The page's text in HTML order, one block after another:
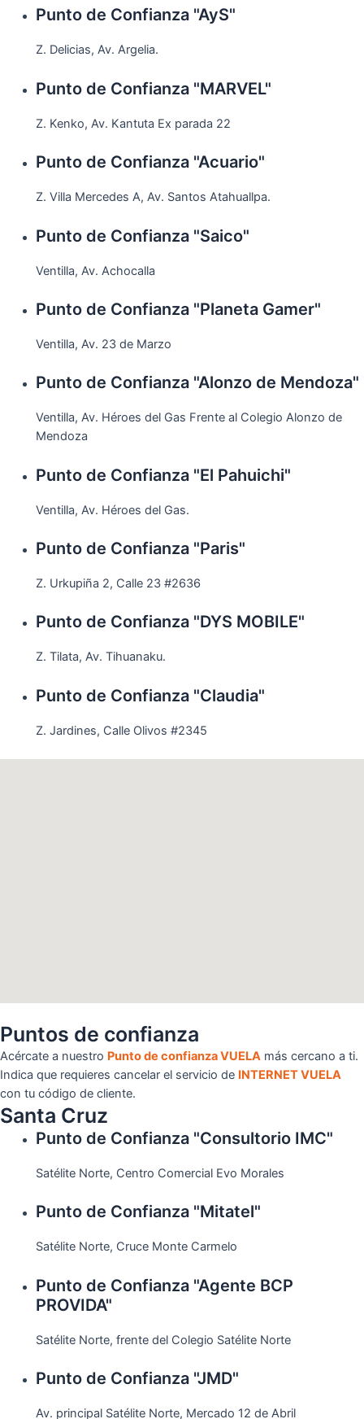
Punto de Confianza "AyS"
Z. Delicias, Av. Argelia.
Punto de Confianza "MARVEL"
Z. Kenko, Av. Kantuta Ex parada 22
Punto de Confianza "Acuario"
Z. Villa Mercedes A, Av. Santos Atahuallpa.
Punto de Confianza "Saico"
Ventilla, Av. Achocalla
Punto de Confianza "Planeta Gamer"
Ventilla, Av. 23 de Marzo
Punto de Confianza "Alonzo de Mendoza"
Ventilla, Av. Héroes del Gas Frente al Colegio Alonzo de
Mendoza
Punto de Confianza "El Pahuichi"
Ventilla, Av. Héroes del Gas.
Punto de Confianza "Paris"
Z. Urkupiña 2, Calle 23 #2636
Punto de Confianza "DYS MOBILE"
Z. Tilata, Av. Tihuanaku.
Punto de Confianza "Claudia"
Z. Jardines, Calle Olivos #2345
Puntos de confianza
Acércate a nuestro Punto de confianza VUELA más cercano a ti.
Indica que requieres cancelar el servicio de INTERNET VUELA
con tu código de cliente.
Santa Cruz
Punto de Confianza "Consultorio IMC"
Satélite Norte, Centro Comercial Evo Morales
Punto de Confianza "Mitatel"
Satélite Norte, Cruce Monte Carmelo
Punto de Confianza "Agente BCP
PROVIDA"
Satélite Norte, frente del Colegio Satélite Norte
Punto de Confianza "JMD"
Av. principal Satélite Norte, Mercado 12 de Abril